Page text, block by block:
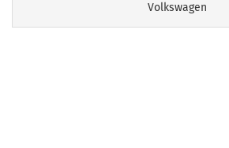
Volkswagen